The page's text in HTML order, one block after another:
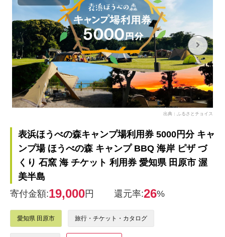
出典：ふるさとチョイス
表浜ほうべの森キャンプ場利用券 5000円分 キャ
ンプ場 ほうべの森 キャンプ BBQ 海岸 ピザ づ
くり 石窯 海 チケット 利用券 愛知県 田原市 渥
美半島
寄付金額:19,000円 還元率:26%
愛知県 田原市 旅行・チケット・カタログ